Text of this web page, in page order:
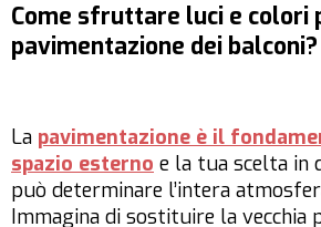
Come sfruttare luci e colori
pavimentazione dei balconi?
La pavimentazione è il
spazio esterno e la tua scelta in
può determinare l’intera
Immagina di sostituire la vecchia